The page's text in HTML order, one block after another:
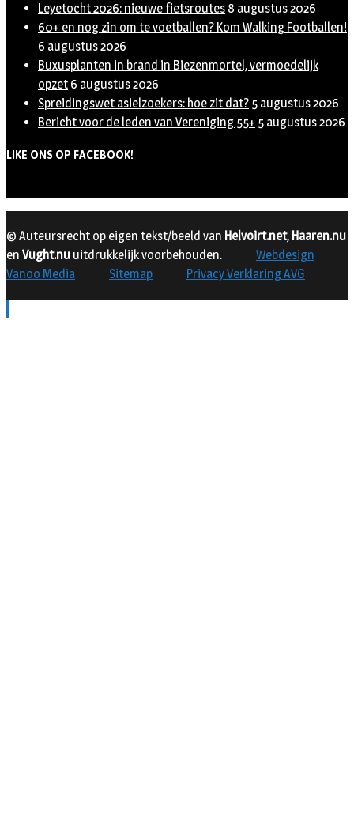
Leyetocht 2026: nieuwe fietsroutes 8 augustus 2026
60+ en nog zin om te voetballen? Kom Walking Footballen!
6 augustus 2026
Buxusplanten in brand in Biezenmortel, vermoedelijk
opzet 6 augustus 2026
Spreidingswet asielzoekers: hoe zit dat? 5 augustus 2026
Bericht voor de leden van Vereniging 55+ 5 augustus 2026
LIKE ONS OP FACEBOOK!
© Auteursrecht op eigen tekst/beeld van Helvoirt.net, Haaren.nu
en Vught.nu uitdrukkelijk voorbehouden.
Webdesign
Vanoo Media
Sitemap Privacy Verklaring AVG